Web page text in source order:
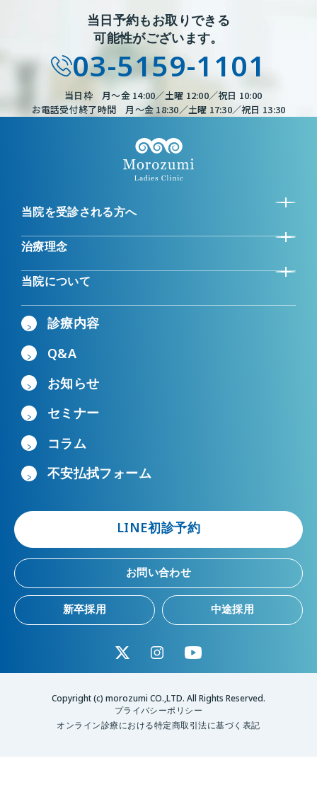
当日予約もお取りできる
可能性がございます。
03-5159-1101
当日枠 月～金 14:00／土曜 12:00／祝日 10:00
お電話受付終了時間 月～金 18:30／土曜 17:30／祝日 13:30
当院を受診される方へ
治療理念
当院について
診療内容
Q&A
お知らせ
セミナー
コラム
不安払拭フォーム
LINE初診予約
お問い合わせ
新卒採用 中途採用
Copyright (c) morozumi CO.,LTD. All Rights Reserved.
プライバシーポリシー
オンライン診療における特定商取引法に基づく表記